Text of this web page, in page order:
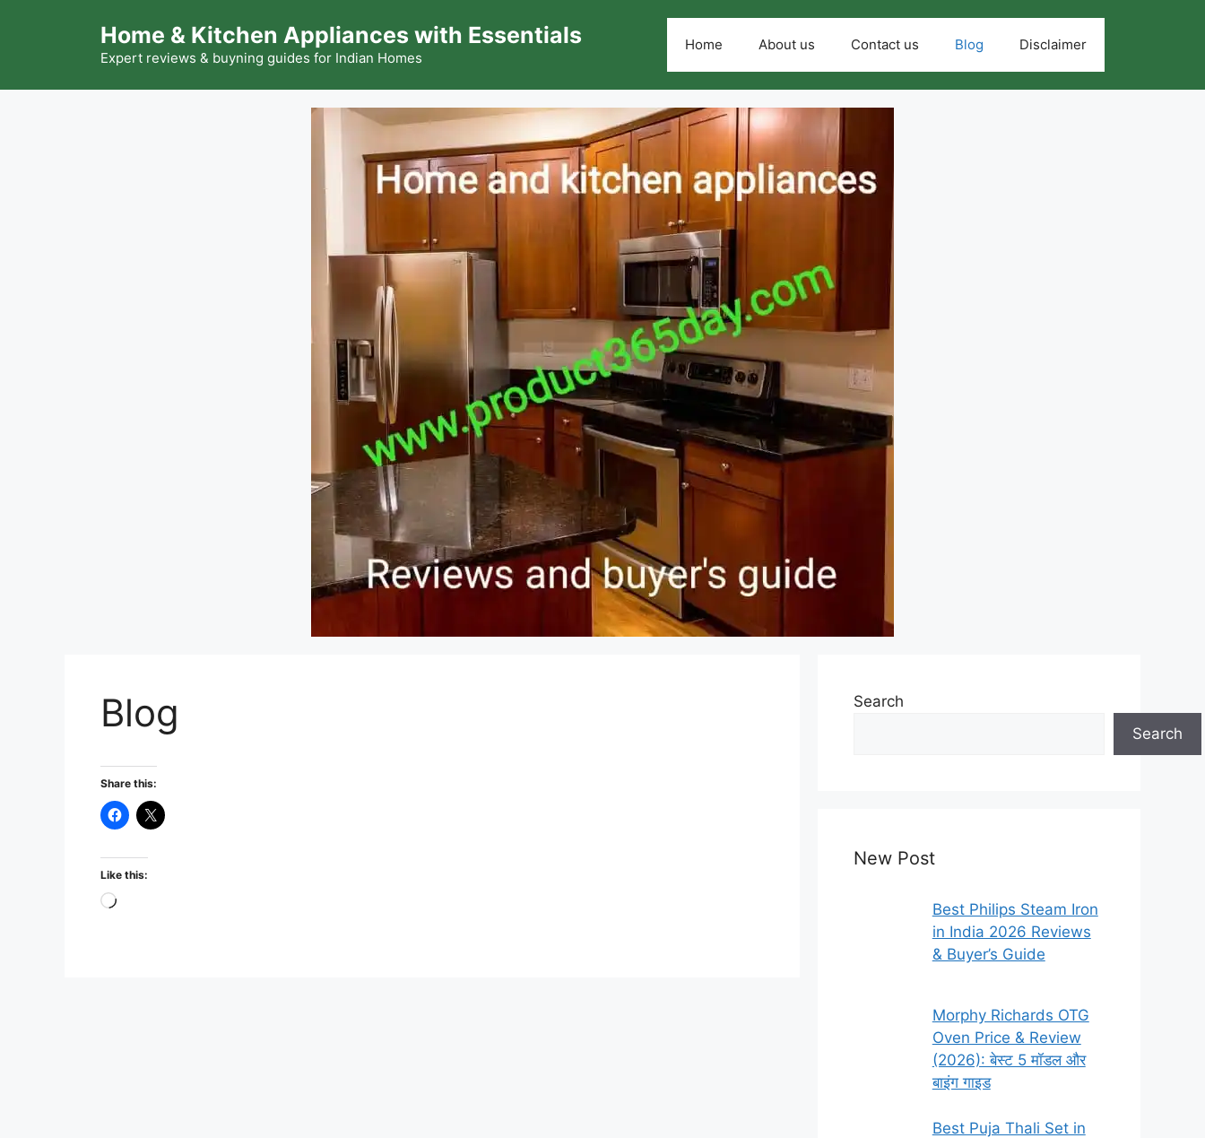
Home & Kitchen Appliances with Essentials
Expert reviews & buyning guides for Indian Homes
Home About us Contact us Blog Disclaimer
Blog
Share this:
Like this:
Loading…
Search
Search
New Post
Best Philips Steam Iron
in India 2026 Reviews
& Buyer’s Guide
Morphy Richards OTG
Oven Price & Review
(2026): बेस्ट 5 मॉडल और
बाइंग गाइड
Best Puja Thali Set in